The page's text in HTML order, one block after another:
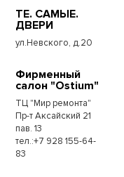
ТЕ. САМЫЕ.
ДВЕРИ
ул.Невского, д.20
Фирменный
салон "Ostium"
ТЦ "Мир ремонта"
Пр-т Аксайский 21
пав. 13
тел.:+7 928 155-64-
83